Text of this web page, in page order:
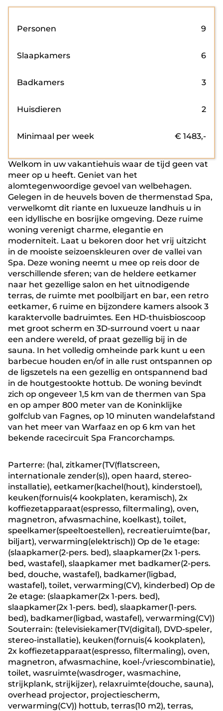
Personen 9
Slaapkamers 6
Badkamers 3
Huisdieren 2
Minimaal per week € 1483,-
Welkom in uw vakantiehuis waar de tijd geen vat
meer op u heeft. Geniet van het
alomtegenwoordige gevoel van welbehagen.
Gelegen in de heuvels boven de thermenstad Spa,
verwelkomt dit riante en luxueuze landhuis u in
een idyllische en bosrijke omgeving. Deze ruime
woning verenigt charme, elegantie en
moderniteit. Laat u bekoren door het vrij uitzicht
in de mooiste seizoenskleuren over de vallei van
Spa. Deze woning neemt u mee op reis door de
verschillende sferen; van de heldere eetkamer
naar het gezellige salon en het uitnodigende
terras, de ruimte met poolbiljart en bar, een retro
eetkamer, 6 ruime en bijzondere kamers alsook 3
karaktervolle badruimtes. Een HD-thuisbioscoop
met groot scherm en 3D-surround voert u naar
een andere wereld, of praat gezellig bij in de
sauna. In het volledig omheinde park kunt u een
barbecue houden en/of in alle rust ontspannen op
de ligszetels na een gezellig en ontspannend bad
in de houtgestookte hottub. De woning bevindt
zich op ongeveer 1,5 km van de thermen van Spa
en op amper 800 meter van de Koninklijke
golfclub van Fagnes, op 10 minuten wandelafstand
van het meer van Warfaaz en op 6 km van het
bekende racecircuit Spa Francorchamps.
Parterre: (hal, zitkamer(TV(flatscreen,
internationale zender(s)), open haard, stereo-
installatie), eetkamer(kachel(hout), kinderstoel),
keuken(fornuis(4 kookplaten, keramisch), 2x
koffiezetapparaat(espresso, filtermaling), oven,
magnetron, afwasmachine, koelkast), toilet,
speelkamer(speeltoestellen), recreatieruimte(bar,
biljart), verwarming(elektrisch)) Op de 1e etage:
(slaapkamer(2-pers. bed), slaapkamer(2x 1-pers.
bed, wastafel), slaapkamer met badkamer(2-pers.
bed, douche, wastafel), badkamer(ligbad,
wastafel), toilet, verwarming(CV), kinderbed) Op de
2e etage: (slaapkamer(2x 1-pers. bed),
slaapkamer(2x 1-pers. bed), slaapkamer(1-pers.
bed), badkamer(ligbad, wastafel), verwarming(CV))
Souterrain: (televisiekamer(TV(digital), DVD-speler,
stereo-installatie), keuken(fornuis(4 kookplaten),
2x koffiezetapparaat(espresso, filtermaling), oven,
magnetron, afwasmachine, koel-/vriescombinatie),
toilet, wasruimte(wasdroger, wasmachine,
strijkplank, strijkijzer), relaxruimte(douche, sauna),
overhead projector, projectiescherm,
verwarming(CV)) hottub, terras(10 m2), terras,